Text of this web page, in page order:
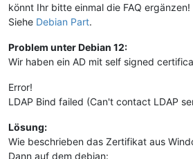
könnt Ihr bitte einmal die FAQ ergänzen!
Siehe Debian Part.
Problem unter Debian 12:
Wir haben ein AD mit self signed
Error!
LDAP Bind failed (Can't contact LDAP
Lösung:
Wie beschrieben das Zertifikat aus
Dann auf dem debian: